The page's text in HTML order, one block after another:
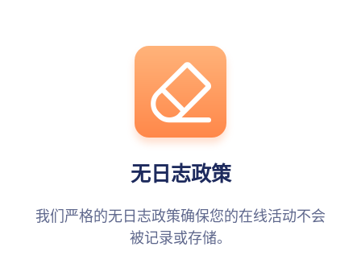
无日志政策
我们严格的无日志政策确保您的在线活动不会
被记录或存储。